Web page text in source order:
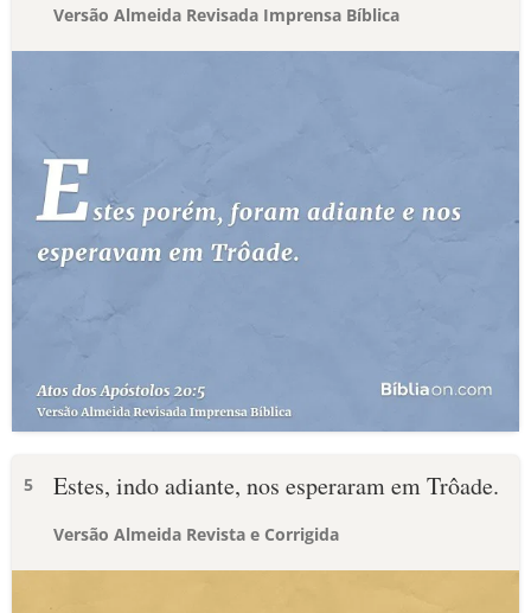
Versão Almeida Revisada Imprensa Bíblica
5 Estes, indo adiante, nos esperaram em Trôade.
Versão Almeida Revista e Corrigida